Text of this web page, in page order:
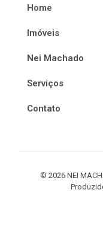
Home
Imóveis
Nei Machado
Serviços
Contato
© 2026 NEI